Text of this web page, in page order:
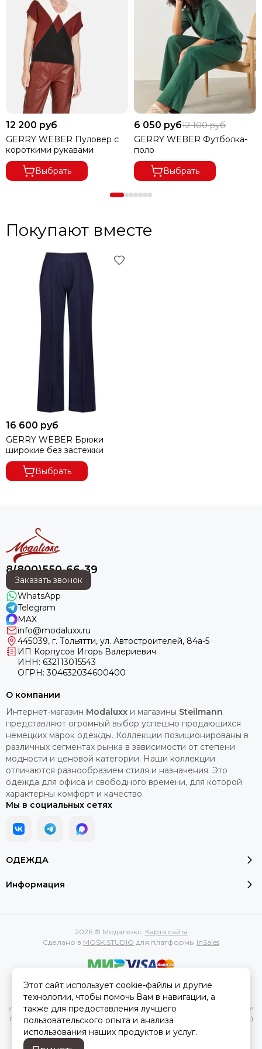
ОСУЩЕСТВЛЯЕТСЯ ПО ПРЕДОПЛАТЕ.
БЕСПЛАТНАЯ.
ПРИ ОТКАЗЕ ОТ ПОСЫЛКИ И ЕСЛИ СУММА ТОВАРА ПРИ
ЧАСТИЧНОМ ВЫКУПЕ
ЗАКАЗА МЕНЕЕ 8000 РУБ.,
ДОСТАВКУ 100%.
12 200 руб
GERRY WEBER Пуловер с
короткими рукавами
Выбрать
6 050 руб12 100 руб
GERRY WEBER Футболка-
поло
Выбрать
Покупают вместе
16 600 руб
GERRY WEBER Брюки
широкие без застежки
Выбрать
8(800)550-66-39
Заказать звонок
WhatsApp
Telegram
MAX
info@modaluxx.ru
445039, г. Тольятти, ул. Автостроителей, 84а-5
ИП Корпусов Игорь Валериевич
ИНН: 632113015543
ОГРН: 304632034600400
ОДЕЖДА
Информация
О компании
Интернет-магазин Modaluxx и магазины Steilmann
представляют огромный выбор успешно продающихся
немецких марок одежды. Коллекции позиционированы в
различных сегментах рынка в зависимости от степени
модности и ценовой категории. Наши коллекции
отличаются разнообразием стиля и назначения. Это
одежда для офиса и свободного времени, для которой
характерны комфорт и качество.
Мы в социальных сетях
2026 © Модалюкс. Карта сайта
Сделано в MOSK.STUDIO для платформы InSales
Вся представленная на сайте информация, касающаяся
характеристик, стоимости товаров и услуг, носит
информационный характер и ни при каких условиях не является
публичной офертой, определяемой положениями Статьи 437(2)
Гражданского кодекса РФ.
Этот сайт использует cookie-файлы и другие
технологии, чтобы помочь Вам в навигации, а
также для предоставления лучшего
пользовательского опыта и анализа
использования наших продуктов и услуг.